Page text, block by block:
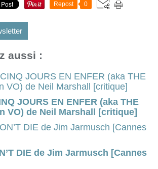
Repost 0
aussi :
JOURS EN ENFER (aka THE
VO) de Neil Marshall [critique]
DIE de Jim Jarmusch [Cannes